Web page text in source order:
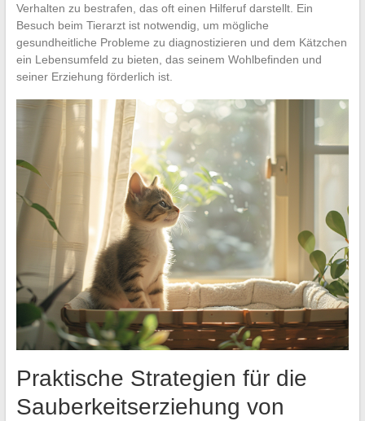
Verhalten zu bestrafen, das oft einen Hilferuf darstellt. Ein
Besuch beim Tierarzt ist notwendig, um mögliche
gesundheitliche Probleme zu diagnostizieren und dem Kätzchen
ein Lebensumfeld zu bieten, das seinem Wohlbefinden und
seiner Erziehung förderlich ist.
Praktische Strategien für die
Sauberkeitserziehung von